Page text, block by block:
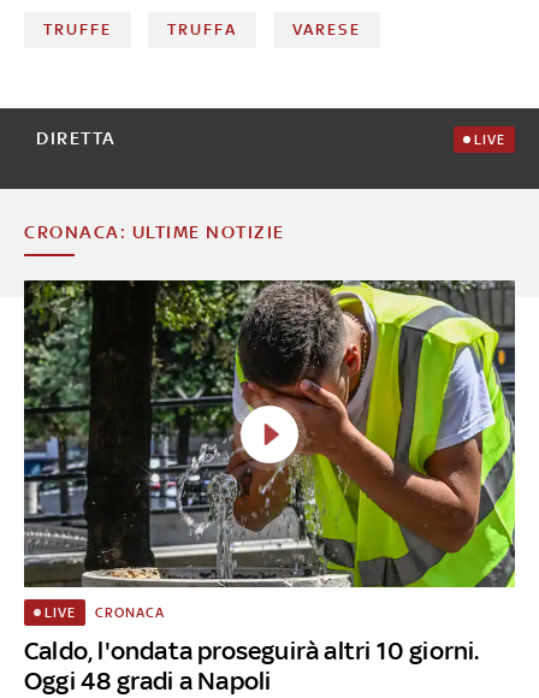
TRUFFE TRUFFA VARESE
DIRETTA LIVE
CRONACA: ULTIME NOTIZIE
Caldo, l'ondata proseguirà altri 10 giorni.
Oggi 48 gradi a Napoli
LIVE CRONACA